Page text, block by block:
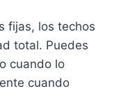
fijas, los techos
total. Puedes
cuando lo
cuando